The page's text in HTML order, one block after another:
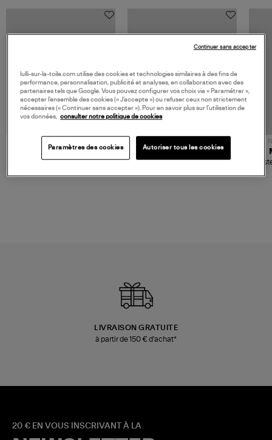
JEROME DREYFUSS
Sac Bobi S Cuir Lamé
TORAL
Mocassins Killian Sport
LIVRAISON GRATUITE
à partir de 150 € d'achat*
20 € EN VOUS INSCRIVANT À LA
lulli-sur-la-toile.com utilise des cookies et technologies similaires à des fins de
performance, personnalisation, publicité et analyses, en collaboration avec des
partenaires tels que Google. Vous pouvez configurer vos choix via « Paramétrer »,
accepter l’ensemble des cookies (« J’accepte ») ou refuser ceux non strictement
nécessaires (« Continuer sans accepter »). Pour en savoir plus sur l’utilisation de
vos données, consulter notre politique de cookies
Paramètres des cookies Autoriser tous les cookies
Continuer sans accepter